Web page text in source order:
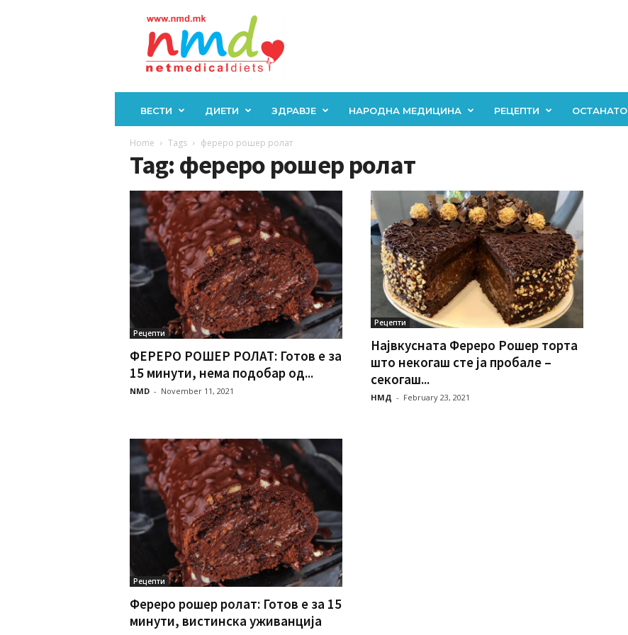
ВЕСТИ ДИЕТИ ЗДРАВЈЕ НАРОДНА МЕДИЦИНА РЕЦЕПТИ ОСТАНАТО
Home Tags фереро рошер ролат
Tag: фереро рошер ролат
Рецепти
ФЕРЕРО РОШЕР РОЛАТ: Готов е за
15 минути, нема подобар од...
NMD - November 11, 2021
Рецепти
Највкусната Фереро Рошер торта
што некогаш сте ја пробале –
секогаш...
НМД - February 23, 2021
Рецепти
Фереро рошер ролат: Готов е за 15
минути, вистинска уживанција